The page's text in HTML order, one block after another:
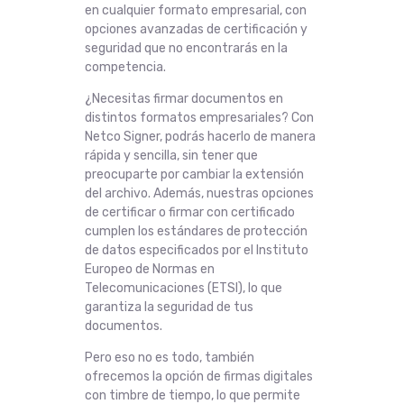
en cualquier formato empresarial, con
opciones avanzadas de certificación y
seguridad que no encontrarás en la
competencia.
¿Necesitas firmar documentos en
distintos formatos empresariales? Con
Netco Signer, podrás hacerlo de manera
rápida y sencilla, sin tener que
preocuparte por cambiar la extensión
del archivo. Además, nuestras opciones
de certificar o firmar con certificado
cumplen los estándares de protección
de datos especificados por el Instituto
Europeo de Normas en
Telecomunicaciones (ETSI), lo que
garantiza la seguridad de tus
documentos.
Pero eso no es todo, también
ofrecemos la opción de firmas digitales
con timbre de tiempo, lo que permite